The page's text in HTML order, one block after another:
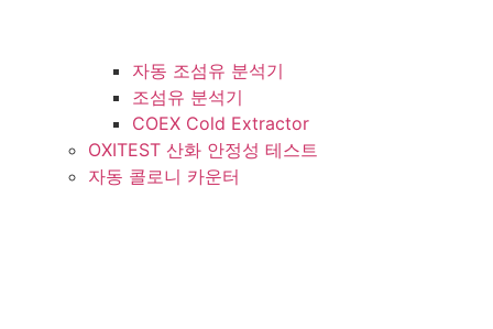
자동 조섬유 분석기
조섬유 분석기
COEX Cold Extractor
OXITEST 산화 안정성 테스트
자동 콜로니 카운터